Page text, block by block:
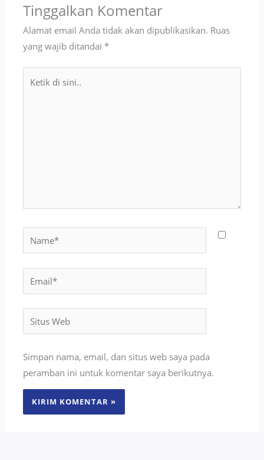
Tinggalkan Komentar
Alamat email Anda tidak akan dipublikasikan. Ruas
yang wajib ditandai*
Name*
Situs
Web
Simpan nama, email, dan situs web saya pada
peramban ini untuk komentar saya berikutnya.